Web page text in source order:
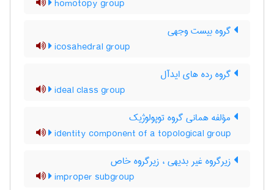
homotopy group
گروه بیست وجهی
icosahedral group
گروه رده های ایدآل
ideal class group
مؤلفه همانی گروه توپولوژیک
identity component of a topological group
زیرگروه غیر بدیهی ، زیرگروه خاص
improper subgroup